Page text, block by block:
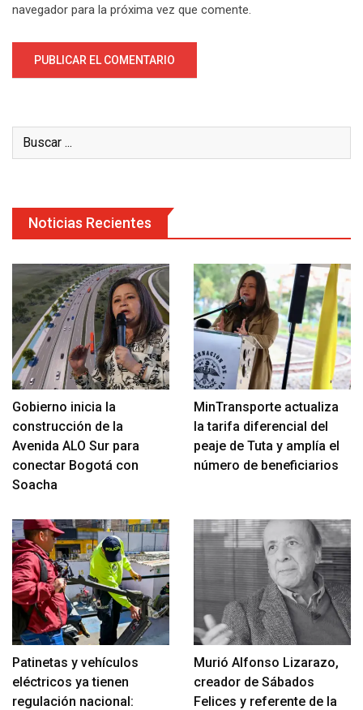
navegador para la próxima vez que comente.
Noticias Recientes
Gobierno inicia la
construcción de la
Avenida ALO Sur para
conectar Bogotá con
Soacha
MinTransporte actualiza
la tarifa diferencial del
peaje de Tuta y amplía el
número de beneficiarios
Patinetas y vehículos
eléctricos ya tienen
regulación nacional:
Murió Alfonso Lizarazo,
creador de Sábados
Felices y referente de la